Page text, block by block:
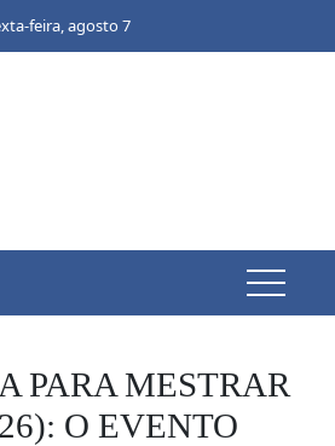
feira, agosto 7
PARA MESTRAR
O EVENTO